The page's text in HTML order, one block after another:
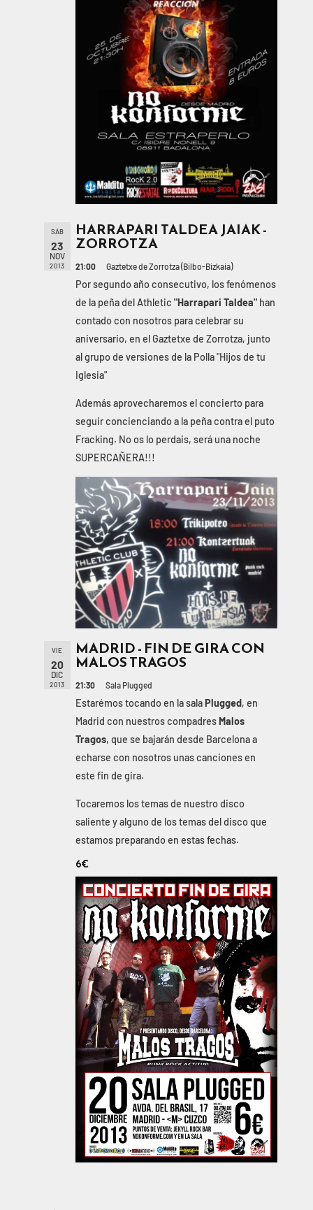
SÁB
23
NOV
2013
HARRAPARI TALDEA JAIAK -
ZORROTZA
21:00 Gaztetxe de Zorrotza (Bilbo-Bizkaia)
Por segundo año consecutivo, los fenómenos
de la peña del Athletic"Harrapari Taldea" han
contado con nosotros para celebrar su
aniversario, en el Gaztetxe de Zorrotza, junto
al grupo de versiones de la Polla "Hijos de tu
Iglesia"
Además aprovecharemos el concierto para
seguir concienciando a la peña contra el puto
Fracking. No os lo perdais, será una noche
SUPERCAÑERA!!!
VIE
20
DIC
2013
MADRID - FIN DE GIRA CON
MALOS TRAGOS
21:30 Sala Plugged
Estarémos tocando en la salaPlugged, en
Madrid con nuestros compadres Malos
Tragos, que se bajarán desde Barcelona a
echarse con nosotros unas canciones en
este fin de gira.
Tocaremos los temas de nuestro disco
saliente y alguno de los temas del disco que
estamos preparando en estas fechas.
6€